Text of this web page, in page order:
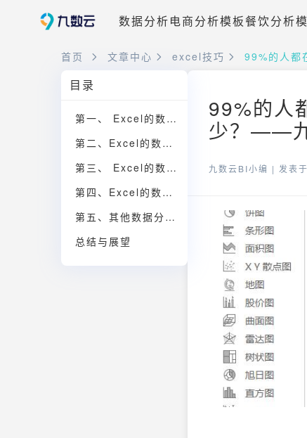
数据分析电商分析模板餐饮分析
首页 文章中心 excel技巧 99%的人都
目录
第一、 Excel的数据分析入门
第二、Excel的数据分析：数据清洗和整理
第三、 Excel的数据分析技巧
第四、Excel的数据分析实例
第五、其他数据分析软件的选择
总结与展望
99%的人
少？——
九数云BI小编 | 发表